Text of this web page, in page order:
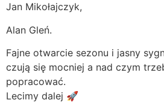
Jan Mikołajczyk,
Alan Gleń.
Fajne otwarcie sezonu i jasny
czują się mocniej a nad czym
popracować.
Lecimy dalej 🚀